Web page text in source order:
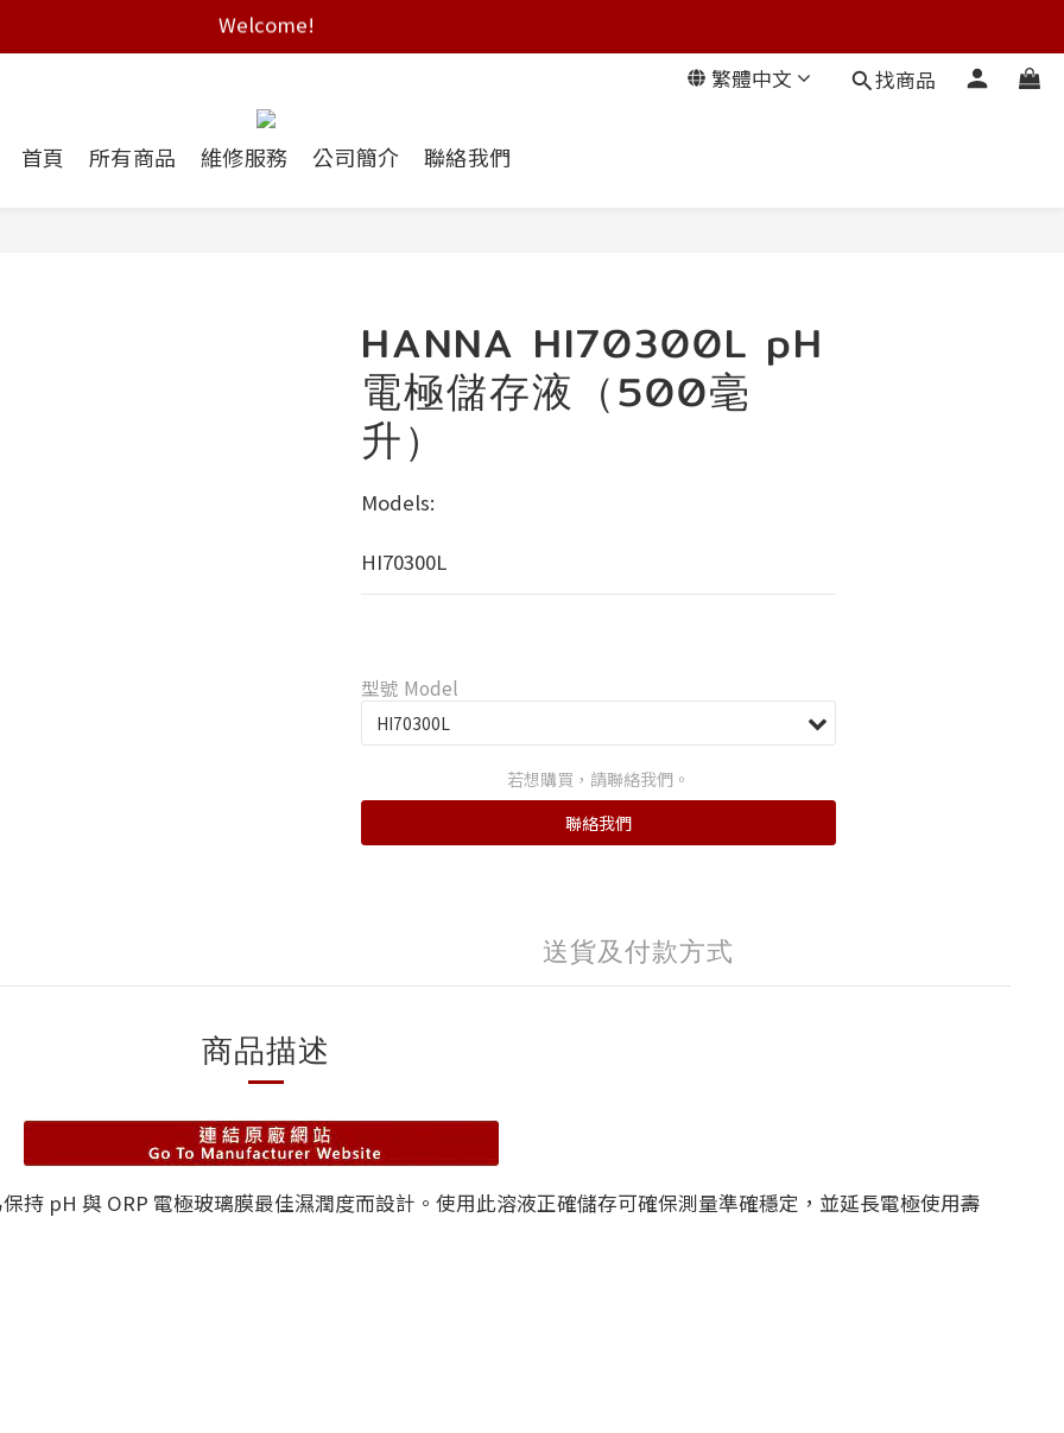
Free shipping on HK orders over $2000
Free shipping on HK orders over $2000
繁體中文
找商品
首頁 所有商品 維修服務 公司簡介 聯絡我們
HANNA HI70300L pH
電極儲存液（500毫
升）
Models:
HI70300L
型號 Model
若想購買，請聯絡我們。
聯絡我們
送貨及付款方式
商品描述
持 pH 與 ORP 電極玻璃膜最佳濕潤度而設計。使用此溶液正確儲存可確保測量準確穩定，並延長電極使用壽